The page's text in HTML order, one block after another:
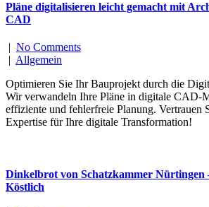
Pläne digitalisieren leicht gemacht mit
CAD
| No Comments
| Allgemein
Optimieren Sie Ihr Bauprojekt durch die
Wir verwandeln Ihre Pläne in digitale CAD-
effiziente und fehlerfreie Planung. Vertrauen
Expertise für Ihre digitale Transformation!
Dinkelbrot von Schatzkammer Nürtingen
Köstlich